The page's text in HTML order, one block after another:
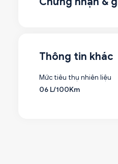
Thông tin khác
Mức tiêu thụ nhiên liệu
06 L/100Km